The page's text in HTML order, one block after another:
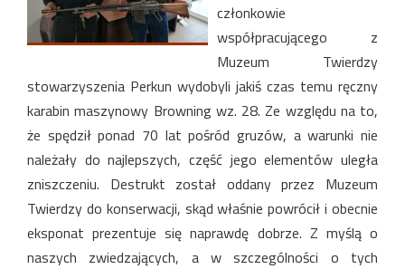
członkowie
współpracującego z
Muzeum Twierdzy
stowarzyszenia Perkun wydobyli jakiś czas temu ręczny
karabin maszynowy Browning wz. 28. Ze względu na to,
że spędził ponad 70 lat pośród gruzów, a warunki nie
należały do najlepszych, część jego elementów uległa
zniszczeniu. Destrukt został oddany przez Muzeum
Twierdzy do konserwacji, skąd właśnie powrócił i obecnie
eksponat prezentuje się naprawdę dobrze. Z myślą o
naszych zwiedzających, a w szczególności o tych